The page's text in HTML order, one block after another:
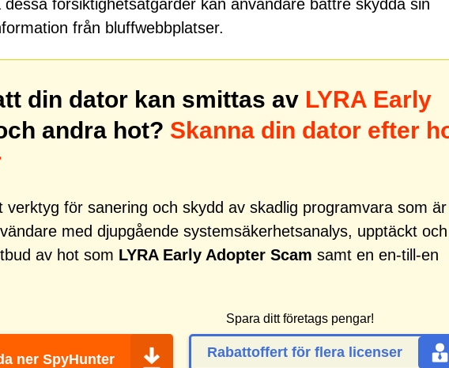
försiktighetsåtgärder kan användare bättre skydda sin
från bluffwebbplatser.
din dator kan smittas av LYRA Early
andra hot? Skanna din dator efter
verktyg för sanering och skydd av skadlig programvara som är
med djupgående systemsäkerhetsanalys, upptäckt och
av hot som LYRA Early Adopter Scam samt en en-till-en
ner SpyHunter
Spara ditt företags pengar!
Rabattoffert för flera licenser